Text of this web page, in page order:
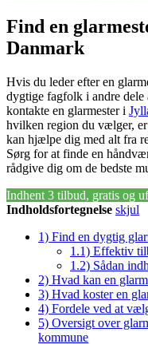
Find en
Danmark
Hvis du leder efter en
dygtige fagfolk i andre dele
kontakte en glarmester i
hvilken region du vælger,
kan hjælpe dig med alt fra
Sørg for at finde en
rådgive dig om de bedste
Indhent 3 tilbud, gratis og
Indholdsfortegnelse skjul
1) Find en dygtig
1.1) Effektiv
1.2) Sådan
2) Hvad kan en
3) Hvad koster en
4) Fordele ved at
5) Oversigt over
kommune